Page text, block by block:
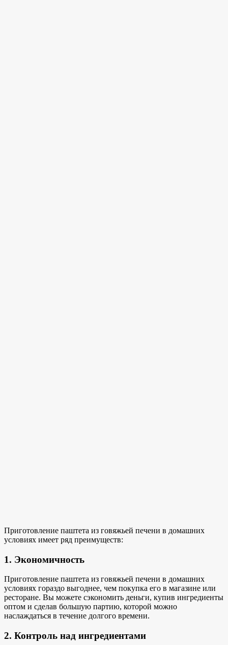
Приготовление паштета из говяжьей печени в домашних
условиях имеет ряд преимуществ:
1. Экономичность
Приготовление паштета из говяжьей печени в домашних
условиях гораздо выгоднее, чем покупка его в магазине или
ресторане. Вы можете сэкономить деньги, купив ингредиенты
оптом и сделав большую партию, которой можно
наслаждаться в течение долгого времени.
2. Контроль над ингредиентами